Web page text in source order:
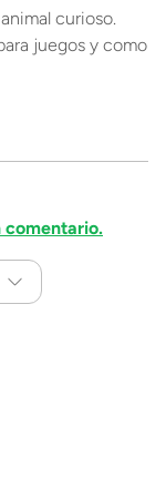
curioso.
juegos y como
comentario.